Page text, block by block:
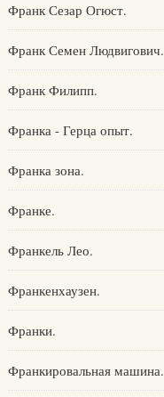
Франк Сезар Огюст.
Франк Семен Людвигович.
Франк Филипп.
Франка - Герца опыт.
Франка зона.
Франке.
Франкель Лео.
Франкенхаузен.
Франки.
Франкировальная машина.